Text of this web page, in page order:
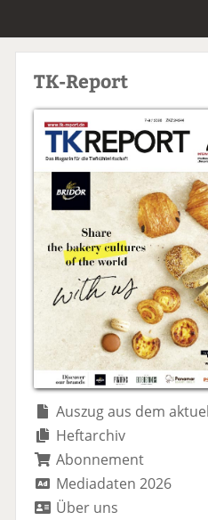
TK-Report
Auszug aus dem
Heftarchiv
Abonnement
Mediadaten 2026
Über uns